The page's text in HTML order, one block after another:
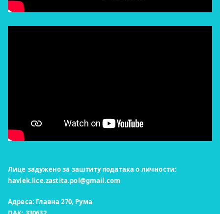
Лице задужено за заштиту података о личности:
havlek.lice.zastita.pol@gmail.com
Адреса: Главна 270, Рума